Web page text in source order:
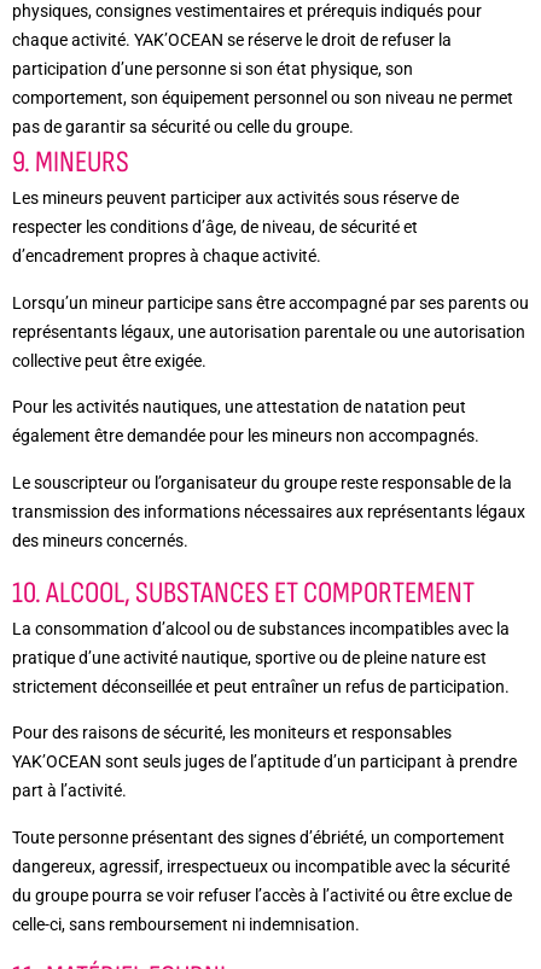
physiques, consignes vestimentaires et prérequis indiqués pour
chaque activité. YAK’OCEAN se réserve le droit de refuser la
participation d’une personne si son état physique, son
comportement, son équipement personnel ou son niveau ne permet
pas de garantir sa sécurité ou celle du groupe.
9. MINEURS
Les mineurs peuvent participer aux activités sous réserve de
respecter les conditions d’âge, de niveau, de sécurité et
d’encadrement propres à chaque activité.
Lorsqu’un mineur participe sans être accompagné par ses parents ou
représentants légaux, une autorisation parentale ou une autorisation
collective peut être exigée.
Pour les activités nautiques, une attestation de natation peut
également être demandée pour les mineurs non accompagnés.
Le souscripteur ou l’organisateur du groupe reste responsable de la
transmission des informations nécessaires aux représentants légaux
des mineurs concernés.
10. ALCOOL, SUBSTANCES ET COMPORTEMENT
La consommation d’alcool ou de substances incompatibles avec la
pratique d’une activité nautique, sportive ou de pleine nature est
strictement déconseillée et peut entraîner un refus de participation.
Pour des raisons de sécurité, les moniteurs et responsables
YAK’OCEAN sont seuls juges de l’aptitude d’un participant à prendre
part à l’activité.
Toute personne présentant des signes d’ébriété, un comportement
dangereux, agressif, irrespectueux ou incompatible avec la sécurité
du groupe pourra se voir refuser l’accès à l’activité ou être exclue de
celle-ci, sans remboursement ni indemnisation.